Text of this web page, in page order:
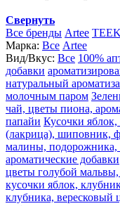
Свернуть
Все бренды Artee
Марка: Все Artee
Вид/Вкус: Все 100%
добавки
натуральный
молочным паром
чай, цветы пиона,
папайи Кусочки
(лакрица), шиповник,
малины, подорожника,
ароматические добавки
цветы голубой
кусочки яблок,
клубника, вересковый